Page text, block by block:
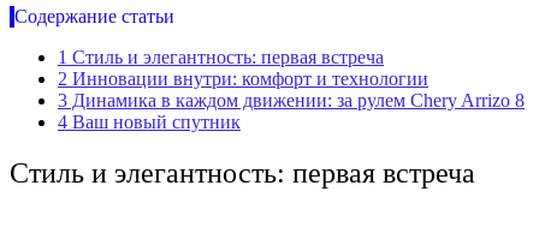
Содержание статьи
1 Стиль и элегантность: первая встреча
2 Инновации внутри: комфорт и технологии
3 Динамика в каждом движении: за рулем Chery Arrizo 8
4 Ваш новый спутник
Стиль и элегантность: первая встреча